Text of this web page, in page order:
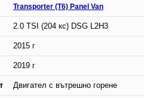
Transporter (T6) Panel Van
2.0 TSI (204 кс) DSG L2H3
2015 г
2019 г
Двигател с вътрешно горене